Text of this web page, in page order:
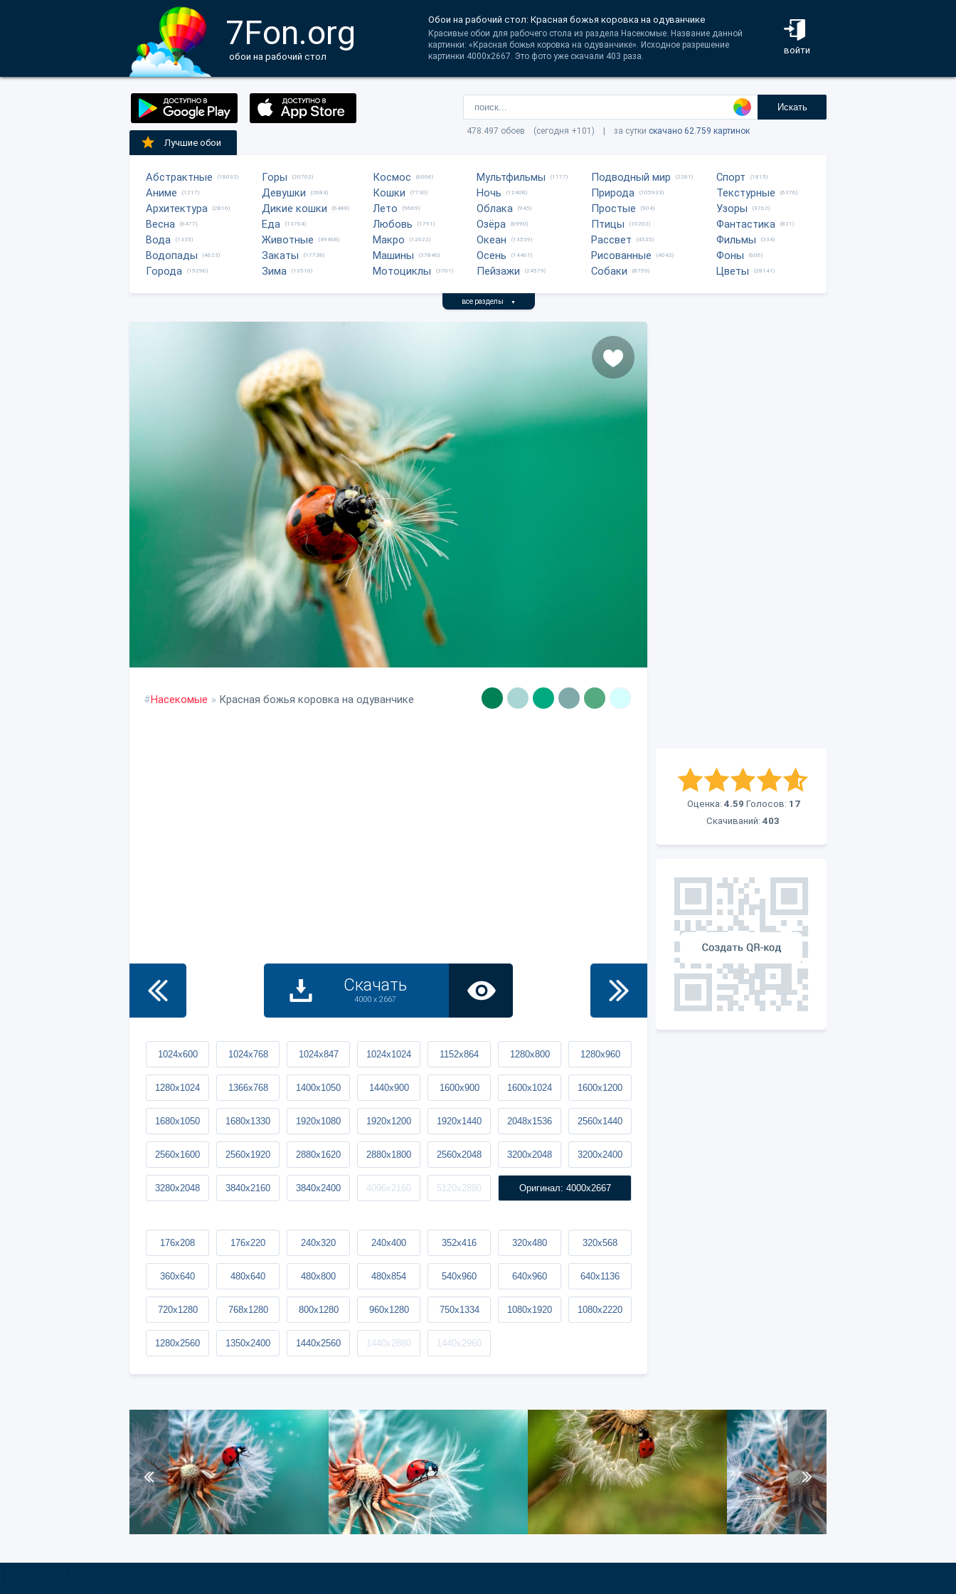
7Fon.org
обои на рабочий стол
войти
Обои на рабочий стол: Красная божья коровка на одуванчике
Красивые обои для рабочего стола из раздела Насекомые. Название данной
картинки: «Красная божья коровка на одуванчике». Исходное разрешение
картинки 4000x2667. Это фото уже скачали 403 раза.
Искать
478.497 обоев (сегодня +101) | за сутки скачано 62.759 картинок
Лучшие обои
Абстрактные (18032)
Аниме (1217)
Архитектура (2816)
Весна (6477)
Вода (1335)
Водопады (4623)
Города (15296)
Горы (20702)
Девушки (2684)
Дикие кошки (6488)
Еда (13704)
Животные (49468)
Закаты (17738)
Зима (13510)
Космос (6006)
Кошки (7730)
Лето (9669)
Любовь (1791)
Макро (12622)
Машины (37846)
Мотоциклы (3701)
Мультфильмы (1177)
Ночь (12408)
Облака (945)
Озёра (6990)
Океан (13539)
Осень (14461)
Пейзажи (24579)
Подводный мир (2281)
Природа (105933)
Простые (904)
Птицы (10202)
Рассвет (4535)
Рисованные (4042)
Собаки (8759)
Спорт (1815)
Текстурные (6376)
Узоры (3762)
Фантастика (821)
Фильмы (334)
Фоны (606)
Цветы (28141)
все разделы ▼
Оценка: 4.59 Голосов: 17
Скачиваний: 403
#Насекомые » Красная божья коровка на одуванчике
Скачать
4000 x 2667
1024x600 1024x768 1024x847 1024x1024 1152x864 1280x800 1280x960
1280x1024 1366x768 1400x1050 1440x900 1600x900 1600x1024 1600x1200
1680x1050 1680x1330 1920x1080 1920x1200 1920x1440 2048x1536 2560x1440
2560x1600 2560x1920 2880x1620 2880x1800 2560x2048 3200x2048 3200x2400
3280x2048 3840x2160 3840x2400 4096x2160 5120x2880 Оригинал: 4000x2667
176x208 176x220 240x320 240x400 352x416 320x480 320x568
360x640 480x640 480x800 480x854 540x960 640x960 640x1136
720x1280 768x1280 800x1280 960x1280 750x1334 1080x1920 1080x2220
1280x2560 1350x2400 1440x2560 1440x2880 1440x2960